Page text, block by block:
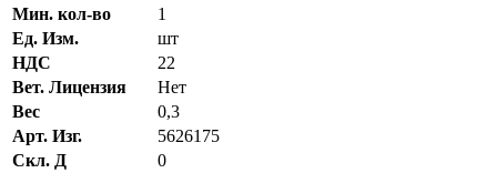
Мин. кол-во
1
Ед. Изм.
шт
НДС
22
Вет. Лицензия
Нет
Вес
0,3
Арт. Изг.
5626175
Скл. Д
0